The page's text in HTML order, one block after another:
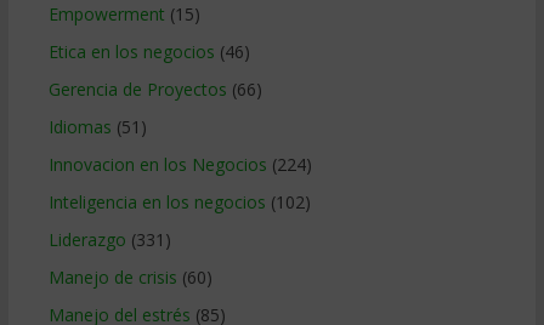
Empowerment (15)
Etica en los negocios (46)
Gerencia de Proyectos (66)
Idiomas (51)
Innovacion en los Negocios (224)
Inteligencia en los negocios (102)
Liderazgo (331)
Manejo de crisis (60)
Manejo del estrés (85)